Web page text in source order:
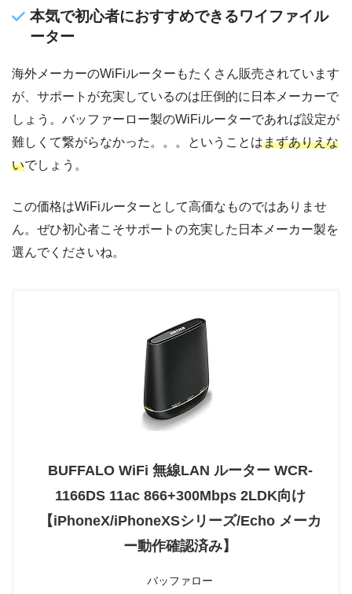
本気で初心者におすすめできるワイファイル
ーター
海外メーカーのWiFiルーターもたくさん販売されています
が、サポートが充実しているのは圧倒的に日本メーカーで
しょう。バッファーロー製のWiFiルーターであれば設定が
難しくて繋がらなかった。。。ということはまずありえな
いでしょう。
この価格はWiFiルーターとして高価なものではありませ
ん。ぜひ初心者こそサポートの充実した日本メーカー製を
選んでくださいね。
BUFFALO WiFi 無線LAN ルーター WCR-
1166DS 11ac 866+300Mbps 2LDK向け
【iPhoneX/iPhoneXSシリーズ/Echo メーカ
ー動作確認済み】
バッファロー